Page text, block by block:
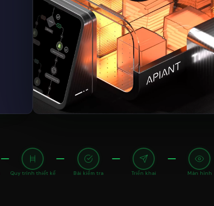
Quy trình thiết kế Bài kiểm tra Triển khai Màn hình